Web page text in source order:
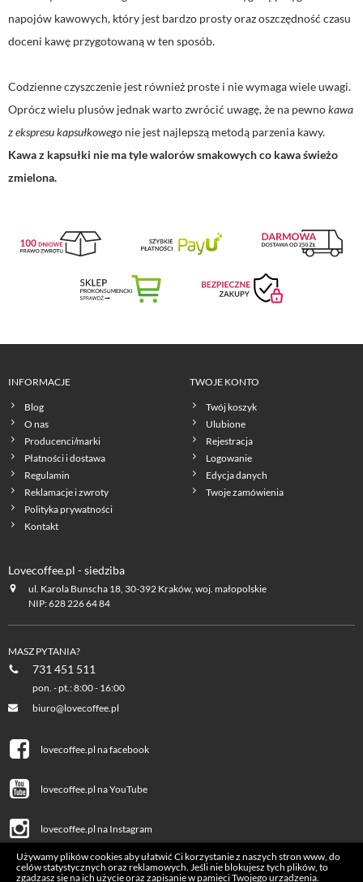
napojów kawowych, który jest bardzo prosty oraz oszczędność czasu
doceni kawę przygotowaną w ten sposób.
Codzienne czyszczenie jest również proste i nie wymaga wiele uwagi.
Oprócz wielu plusów jednak warto zwrócić uwagę, że na pewnokawa
z ekspresu kapsułkowego nie jest najlepszą metodą parzenia kawy.
Kawa z kapsułki nie ma tyle walorów smakowych co kawa świeżo
zmielona.
INFORMACJE
Blog
O nas
Producenci/marki
Płatności i dostawa
Regulamin
Reklamacje i zwroty
Polityka prywatności
Kontakt
TWOJE KONTO
Twój koszyk
Ulubione
Rejestracja
Logowanie
Edycja danych
Twoje zamówienia
Lovecoffee.pl - siedziba
ul. Karola Bunscha 18, 30-392 Kraków, woj. małopolskie
NIP: 628 226 64 84
MASZ PYTANIA?
731 451 511
pon. - pt.: 8:00 - 16:00
biuro@lovecoffee.pl
lovecoffee.pl na facebook
lovecoffee.pl na YouTube
lovecoffee.pl na Instagram
Używamy plików cookies aby ułatwić Ci korzystanie z naszych stron www, do
celów statystycznych oraz reklamowych. Jeśli nie blokujesz tych plików, to
zgadzasz się na ich użycie oraz zapisanie w pamięci Twojego urządzenia.